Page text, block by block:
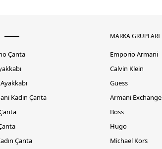
Çanta
Kadın Çanta
Çanta
MARKA GRUPLARI
Emporio Armani
Calvin Klein
Guess
Armani Exchange
Boss
Hugo
Michael Kors